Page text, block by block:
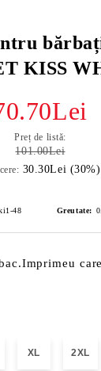
KISS
Preț de listă:
101.00Lei
30.30Lei (30%)
48 Greutate:
XL 2XL